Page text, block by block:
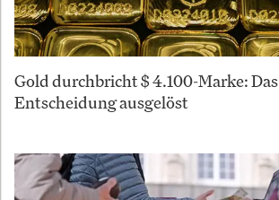
Gold durchbricht $ 4.100-Marke:
Entscheidung ausgelöst